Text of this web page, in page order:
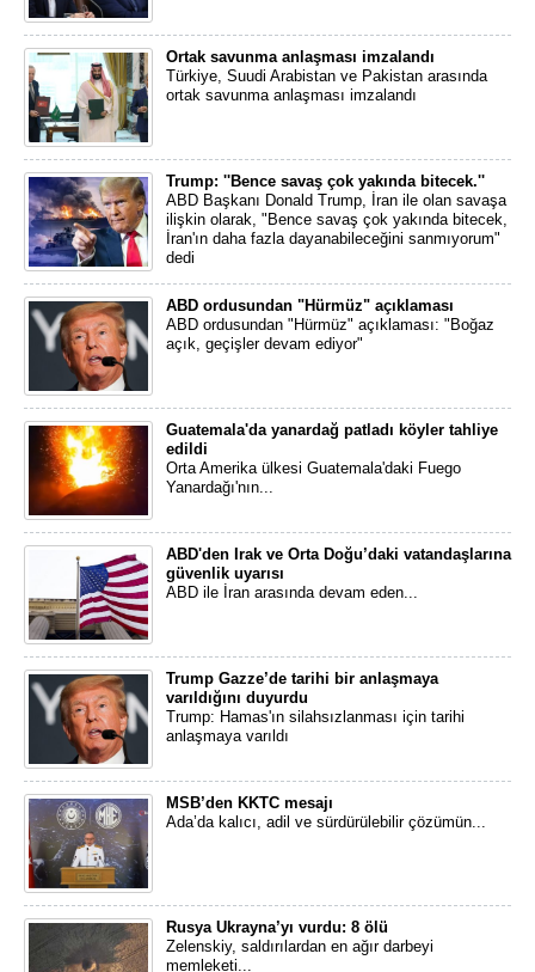
Ortak savunma anlaşması imzalandı
Türkiye, Suudi Arabistan ve Pakistan arasında
ortak savunma anlaşması imzalandı
Trump: ''Bence savaş çok yakında bitecek.''
ABD Başkanı Donald Trump, İran ile olan savaşa
ilişkin olarak, "Bence savaş çok yakında bitecek,
İran'ın daha fazla dayanabileceğini sanmıyorum"
dedi
ABD ordusundan "Hürmüz" açıklaması
ABD ordusundan "Hürmüz" açıklaması: "Boğaz
açık, geçişler devam ediyor"
Guatemala'da yanardağ patladı köyler tahliye
edildi
Orta Amerika ülkesi Guatemala'daki Fuego
Yanardağı'nın...
ABD'den Irak ve Orta Doğu’daki vatandaşlarına
güvenlik uyarısı
ABD ile İran arasında devam eden...
Trump Gazze’de tarihi bir anlaşmaya
varıldığını duyurdu
Trump: Hamas'ın silahsızlanması için tarihi
anlaşmaya varıldı
MSB’den KKTC mesajı
Ada’da kalıcı, adil ve sürdürülebilir çözümün...
Rusya Ukrayna’yı vurdu: 8 ölü
Zelenskiy, saldırılardan en ağır darbeyi
memleketi...